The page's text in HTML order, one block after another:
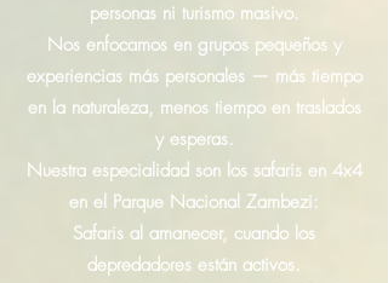
personas ni turismo masivo.
Nos enfocamos en grupos pequeños y
experiencias más personales — más tiempo
en la naturaleza, menos tiempo en traslados
y esperas.
Nuestra especialidad son los safaris en 4x4
en el Parque Nacional Zambezi:
Safaris al amanecer, cuando los
depredadores están activos.